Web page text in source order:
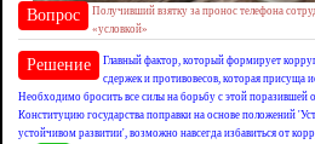
Вопрос
Получивший взятку за пронос телефона
«условкой»
Решение
Главный фактор, который формирует
сдержек и противовесов, которая присуща
Необходимо бросить все силы на борьбу с этой поразившей
Конституцию государства поправки на основе положений
устойчивом развитии', возможно навсегда избавиться от